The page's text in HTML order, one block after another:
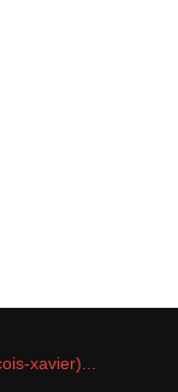
xavier)...